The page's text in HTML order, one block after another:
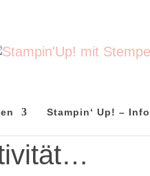
Stampin‘ Up! –